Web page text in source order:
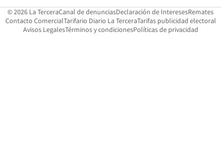
© 2026 La TerceraCanal de denunciasOpens in new window
Declaración de InteresesOpens in
Remates
Contacto ComercialOpens in new window
Tarifario Diario La TerceraOpens in new window
Tarifas publicidad electoral
Avisos LegalesOpens in new window
Términos y condicionesPolíticas de privacidad